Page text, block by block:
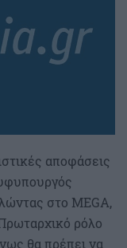
αποφάσεις
στο MEGA,
ρόλο
θα πρέπει να